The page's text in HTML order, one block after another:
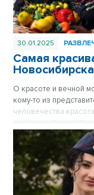
30.01.2025
Самая
О красоте и вечной
кому-то из
человечества
из Новосибирска
нравиться себе и
рассказала в беседе